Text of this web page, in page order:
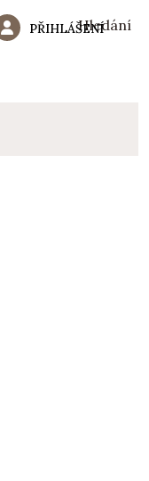
Hledání
PŘIHLÁŠENÍ